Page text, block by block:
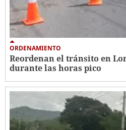
ORDENAMIENTO
Reordenan el tránsito en
durante las horas pico